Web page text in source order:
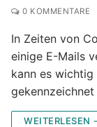
0 KOMMENTARE
In Zeiten von
einige E-Mails
kann es wichtig
WEITERLESEN